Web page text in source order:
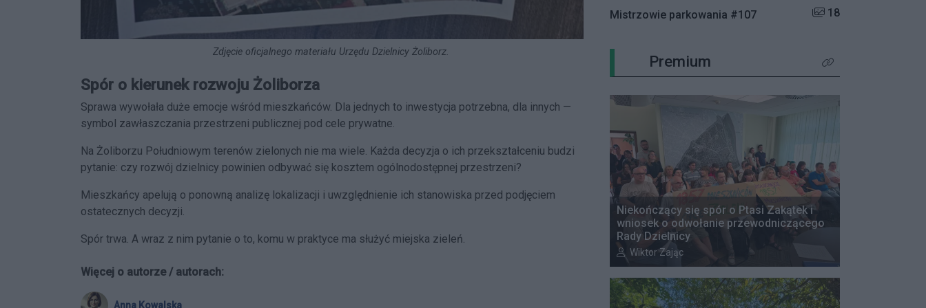
Zdjęcie oficjalnego materiału Urzędu Dzielnicy Żoliborz.
Spór o kierunek rozwoju Żoliborza
Sprawa wywołała duże emocje wśród mieszkańców. Dla jednych to inwestycja potrzebna, dla innych —
symbol zawłaszczania przestrzeni publicznej pod cele prywatne.
Na Żoliborzu Południowym terenów zielonych nie ma wiele. Każda decyzja o ich przekształceniu budzi
pytanie: czy rozwój dzielnicy powinien odbywać się kosztem ogólnodostępnej przestrzeni?
Mieszkańcy apelują o ponowną analizę lokalizacji i uwzględnienie ich stanowiska przed podjęciem
ostatecznych decyzji.
Spór trwa. A wraz z nim pytanie o to, komu w praktyce ma służyć miejska zieleń.
Więcej o autorze / autorach:
Anna Kowalska
Mistrzowie parkowania #107 Liczba zdjęć w galerii:
18
Premium Kliknij aby zobaczyć
Niekończący się spór o Ptasi Zakątek i
wniosek o odwołanie przewodniczącego
Rady Dzielnicy
Autor artykułu:
Wiktor Zając